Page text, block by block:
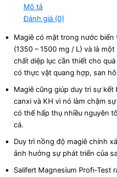
Mô tả
Đánh giá (0)
Magiê có mặt trong nước
(1350 – 1500 mg / L) và là
chất diệp lục cần thiết cho
có thực vật quang hợp, san
Magiê cũng giúp duy trì sự
canxi và KH vì nó làm chậm
có thể hấp thụ nhiều nguyên
cá.
Duy trì nồng độ magiê chính
ảnh hưởng sự phát triển của
Salifert Magnesium Profi-Test